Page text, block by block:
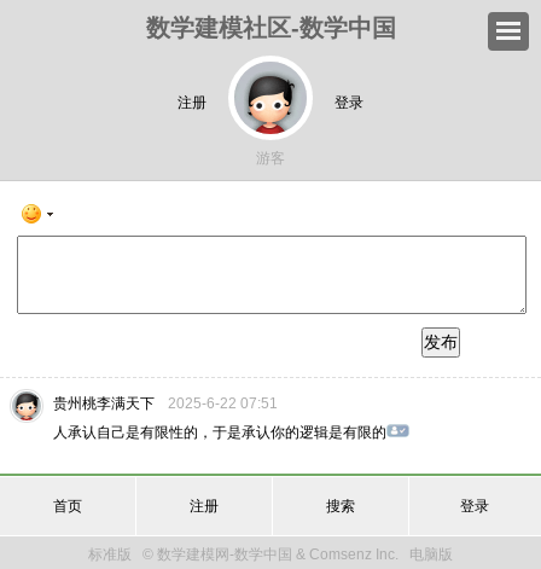
数学建模社区-数学中国
注册 登录
游客
发布
贵州桃李满天下
2025-6-22 07:51
人承认自己是有限性的，于是承认你的逻辑是有限的
首页 注册 搜索 登录
标准版 © 数学建模网-数学中国 & Comsenz Inc. 电脑版